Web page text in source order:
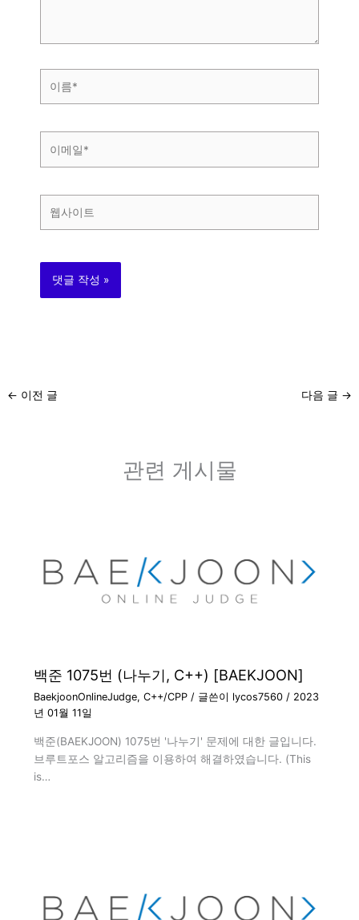
*
← 이전 글 다음 글 →
관련 게시물
백준 1075번 (나누기, C++) [BAEKJOON]
BaekjoonOnlineJudge, C++/CPP/ 글쓴이 lycos7560 / 2023
년 01월 11일
백준(BAEKJOON) 1075번 '나누기' 문제에 대한 글입니다.
브루트포스 알고리즘을 이용하여 해결하였습니다. (This
is…